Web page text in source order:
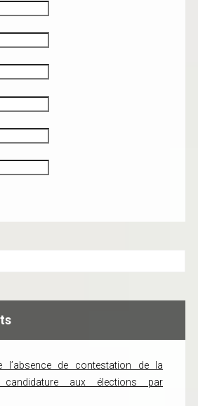
l’absence de contestation de la
candidature aux élections par